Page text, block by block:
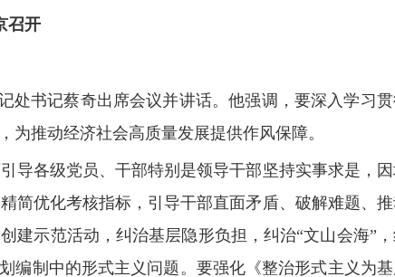
召开
书记蔡奇出席会议并讲话。他强调，要深入学习
推动经济社会高质量发展提供作风保障。
各级党员、干部特别是领导干部坚持实事求是，
简优化考核指标，引导干部直面矛盾、破解难题、
建示范活动，纠治基层隐形负担，纠治“文山会海”
编制中的形式主义问题。要强化《整治形式主义为